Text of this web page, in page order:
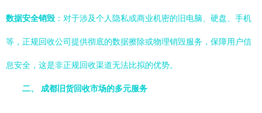
数据安全销毁 ：对于涉及个人隐私或商业机密的旧电脑、硬盘、手机
等，正规回收公司提供彻底的数据擦除或物理销毁服务，保障用户信
息安全，这是非正规回收渠道无法比拟的优势。
二、 成都旧货回收市场的多元服务